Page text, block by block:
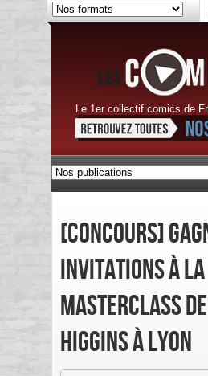
Le 1er collectif comics de
[CONCOURS]
invitations à la
masterclass
Higgins à Lyon